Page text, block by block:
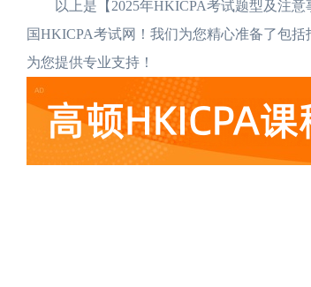
以上是【2025年HKICPA考试题型及注意
国HKICPA考试网！我们为您精心准备了包
为您提供专业支持！